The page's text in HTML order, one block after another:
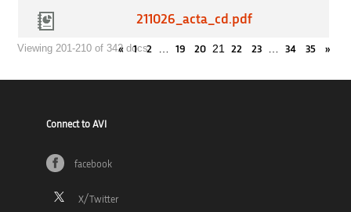
211026_acta_cd.pdf
Viewing 201-210 of 342 docs
« 1 2 … 19 20 21 22 23 … 34 35 »
Connect to AVI
facebook